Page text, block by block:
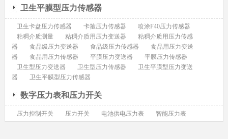
卫生平膜型压力传感器
卫生卡盘压力传感器 卡箍压力传感器
喷涂F40压力传感器
粘稠介质测量
粘稠介质用压力变送器
粘稠介质用压力传感
器
食品级压力变送器 食品级压力传感器
食品用压力变送
器
食品用压力传感器 平膜压力变送器
平膜压力传感器
卫生型压力变送器
卫生型压力传感器
卫生平膜型压力变送
器
卫生平膜型压力传感器
数字压力表和压力开关
压力控制开关 压力开关 电池供电压力表 智能压力表